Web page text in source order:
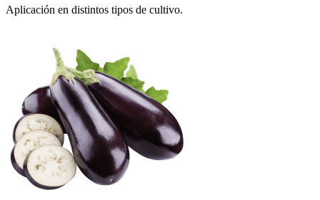
Aplicación en distintos tipos de cultivo.